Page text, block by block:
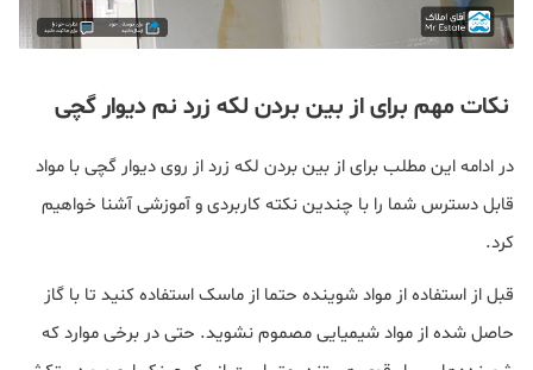
نکات مهم برای از بین بردن لکه زرد نم دیوار گچی
در ادامه این مطلب برای از بین بردن لکه زرد از روی دیوار گچی با مواد
قابل دسترس شما را با چندین نکته کاربردی و آموزشی آشنا خواهیم
کرد.
قبل از استفاده از مواد شوینده حتما از ماسک استفاده کنید تا با گاز
حاصل شده از مواد شیمیایی مصموم نشوید. حتی در برخی موارد که